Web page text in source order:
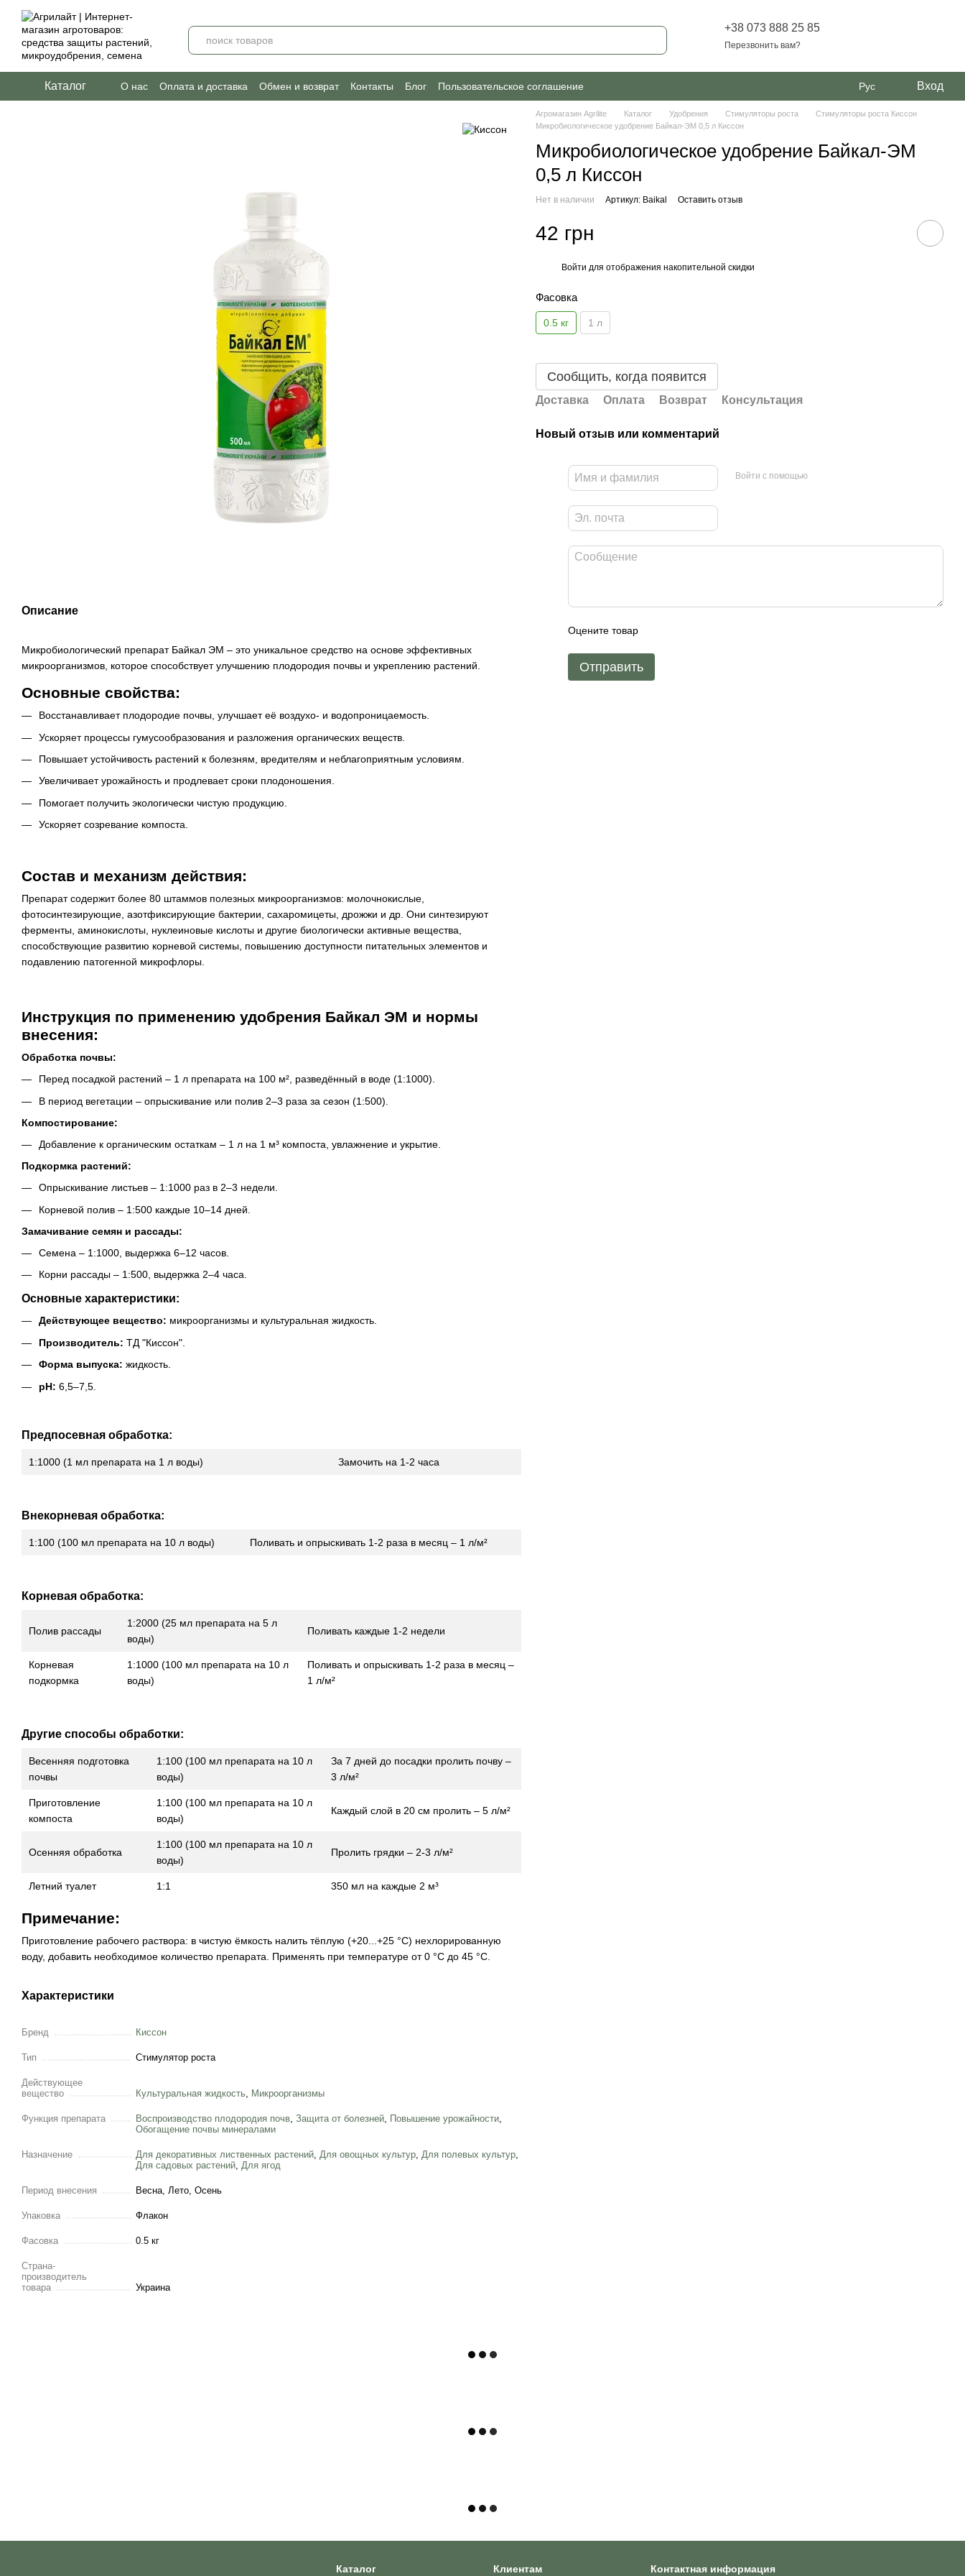
Перейти к основному контенту
+38 073 888 25 85
Перезвонить вам?
Каталог О нас Оплата и доставка Обмен и возврат Контакты Блог Пользовательское соглашение Рус Вход
Описание
Микробиологический препарат Байкал ЭМ – это уникальное средство на основе эффективных
микроорганизмов, которое способствует улучшению плодородия почвы и укреплению растений.
Основные свойства:
Восстанавливает плодородие почвы, улучшает её воздухо- и водопроницаемость.
Ускоряет процессы гумусообразования и разложения органических веществ.
Повышает устойчивость растений к болезням, вредителям и неблагоприятным условиям.
Увеличивает урожайность и продлевает сроки плодоношения.
Помогает получить экологически чистую продукцию.
Ускоряет созревание компоста.
Состав и механизм действия:
Препарат содержит более 80 штаммов полезных микроорганизмов: молочнокислые,
фотосинтезирующие, азотфиксирующие бактерии, сахаромицеты, дрожжи и др. Они синтезируют
ферменты, аминокислоты, нуклеиновые кислоты и другие биологически активные вещества,
способствующие развитию корневой системы, повышению доступности питательных элементов и
подавлению патогенной микрофлоры.
Инструкция по применению удобрения Байкал ЭМ и нормы
внесения:
Обработка почвы:
Перед посадкой растений – 1 л препарата на 100 м², разведённый в воде (1:1000).
В период вегетации – опрыскивание или полив 2–3 раза за сезон (1:500).
Компостирование:
Добавление к органическим остаткам – 1 л на 1 м³ компоста, увлажнение и укрытие.
Подкормка растений:
Опрыскивание листьев – 1:1000 раз в 2–3 недели.
Корневой полив – 1:500 каждые 10–14 дней.
Замачивание семян и рассады:
Семена – 1:1000, выдержка 6–12 часов.
Корни рассады – 1:500, выдержка 2–4 часа.
Основные характеристики:
Действующее вещество: микроорганизмы и культуральная жидкость.
Производитель: ТД "Киссон".
Форма выпуска: жидкость.
pH: 6,5–7,5.
Предпосевная обработка:
1:1000 (1 мл препарата на 1 л воды) Замочить на 1-2 часа
Внекорневая обработка:
1:100 (100 мл препарата на 10 л воды) Поливать и опрыскивать 1-2 раза в месяц – 1 л/м²
Корневая обработка:
Полив рассады
1:2000 (25 мл препарата на 5 л
воды)
Поливать каждые 1-2 недели
Корневая
подкормка
1:1000 (100 мл препарата на 10 л
воды)
Поливать и опрыскивать 1-2 раза в месяц –
1 л/м²
Другие способы обработки:
Весенняя подготовка
почвы
1:100 (100 мл препарата на 10 л
воды)
За 7 дней до посадки пролить почву –
3 л/м²
Приготовление
компоста
1:100 (100 мл препарата на 10 л
воды)
Каждый слой в 20 см пролить – 5 л/м²
Осенняя обработка
1:100 (100 мл препарата на 10 л
воды)
Пролить грядки – 2-3 л/м²
Летний туалет 1:1 350 мл на каждые 2 м³
Примечание:
Приготовление рабочего раствора: в чистую ёмкость налить тёплую (+20...+25 °С) нехлорированную
воду, добавить необходимое количество препарата. Применять при температуре от 0 °С до 45 °С.
Характеристики
Бренд Киссон
Тип Стимулятор роста
Действующее
вещество
Культуральная жидкость Микроорганизмы
Функция препарата Воспроизводство плодородия почв Защита от болезней Повышение урожайности
Обогащение почвы минералами
Назначение Для декоративных лиственных растений Для овощных культур Для полевых культур
Для садовых растений Для ягод
Период внесения Весна, Лето, Осень
Упаковка Флакон
Фасовка 0.5 кг
Страна-
производитель
товара
Украина
Агромагазин Agrilite Каталог Удобрения Стимуляторы роста
Стимуляторы роста Киссон
Микробиологическое удобрение Байкал-ЭМ 0,5 л Киссон
Микробиологическое удобрение Байкал-ЭМ
0,5 л Киссон
Нет в наличии Артикул: Baikal Оставить отзыв
42 грн
Войти для отображения накопительной скидки
Фасовка
0.5 кг 1 л
Сообщить, когда появится
Доставка Оплата Возврат Консультация
Новый отзыв или комментарий
Войти с помощью
Оцените товар
Отправить
Каталог Клиентам Контактная информация